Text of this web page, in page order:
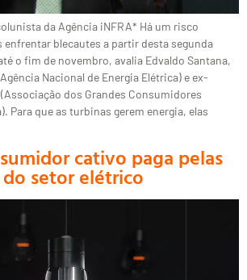
da Agência iNFRA* Há um risco
enfrentar blecautes a partir desta segunda
o fim de novembro, avalia Edvaldo Santana,
Nacional de Energia Elétrica) e ex-
dos Grandes Consumidores
Para que as turbinas gerem energia, elas
cativo paga pelas
setor elétrico